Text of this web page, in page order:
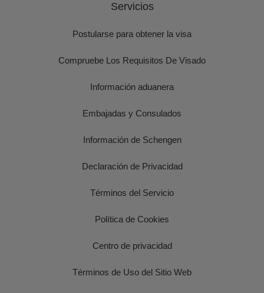
Servicios
Postularse para obtener la visa
Compruebe Los Requisitos De Visado
Información aduanera
Embajadas y Consulados
Información de Schengen
Declaración de Privacidad
Términos del Servicio
Política de Cookies
Centro de privacidad
Términos de Uso del Sitio Web